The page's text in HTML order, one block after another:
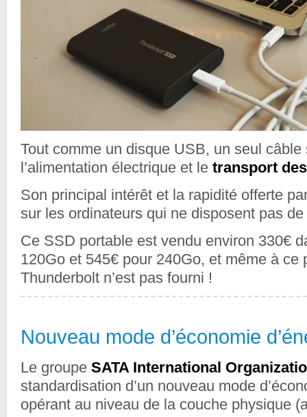
Tout comme un disque USB, un seul câble
l’alimentation électrique et le transport
Son principal intérêt et la rapidité offerte
sur les ordinateurs qui ne disposent pas
Ce SSD portable est vendu environ 330€
120Go et 545€ pour 240Go, et même à ce
Thunderbolt n’est pas fourni !
Nouveau mode d’économie
Le groupe SATA International
standardisation d’un nouveau mode
opérant au niveau de la couche physique